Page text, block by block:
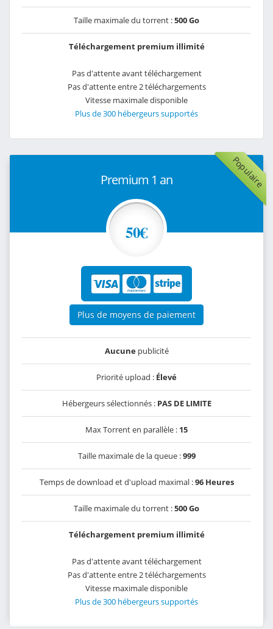
Taille maximale du torrent :500 Go
Téléchargement premium illimité
Pas d'attente avant téléchargement
Pas d'attente entre 2 téléchargements
Vitesse maximale disponible
Plus de 300 hébergeurs supportés
Populaire
Premium 1 an
50€
Plus de moyens de paiement
Aucunepublicité
Priorité upload : Élevé
Hébergeurs sélectionnés : PAS DE LIMITE
Max Torrent en parallèle : 15
Taille maximale de la queue :999
Temps de download et d'upload maximal :96 Heures
Taille maximale du torrent :500 Go
Téléchargement premium illimité
Pas d'attente avant téléchargement
Pas d'attente entre 2 téléchargements
Vitesse maximale disponible
Plus de 300 hébergeurs supportés